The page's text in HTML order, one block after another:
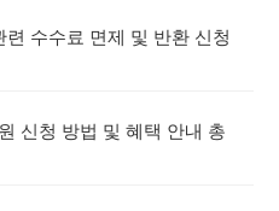
수수료 면제 및 반환 신청
신청 방법 및 혜택 안내 총